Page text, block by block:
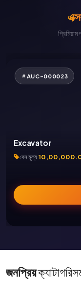
AUC-000023
Excavator
বেস মূল্য:
00 05
জনপ্রিয়